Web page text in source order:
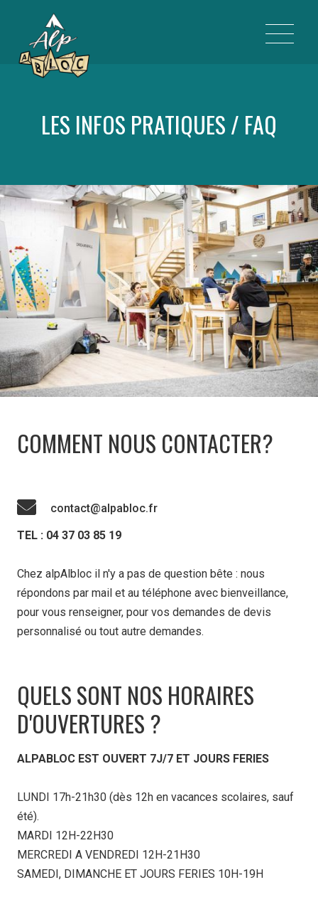
LES INFOS PRATIQUES / FAQ
COMMENT NOUS CONTACTER?
contact@alpabloc.fr
TEL : 04 37 03 85 19
Chez alpAlbloc il n'y a pas de question bête : nous
répondons par mail et au téléphone avec bienveillance,
pour vous renseigner, pour vos demandes de devis
personnalisé ou tout autre demandes.
QUELS SONT NOS HORAIRES
D'OUVERTURES ?
ALPABLOC EST OUVERT 7J/7 ET JOURS FERIES
LUNDI 17h-21h30 (dès 12h en vacances scolaires, sauf
été).
MARDI 12H-22H30
MERCREDI A VENDREDI 12H-21H30
SAMEDI, DIMANCHE ET JOURS FERIES 10H-19H